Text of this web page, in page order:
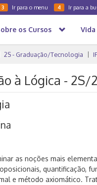
3 Ir para o menu 4 Ir para a
os Cursos Vida
2S - Graduação/Tecnologia
à Lógica - 2S/
as noções mais
quantificação,
e método axiomático.